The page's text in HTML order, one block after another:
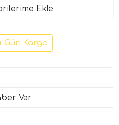
Ekle
Gün Kargo
Ver